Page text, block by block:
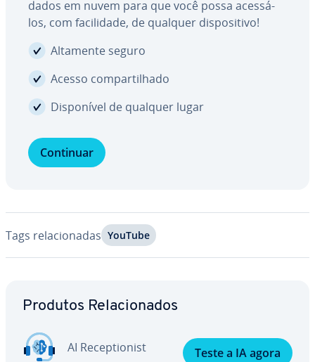
dados em nuvem para que você possa acessá-
los, com fa­ci­li­dade, de qualquer dis­po­si­tivo!
Altamente seguro
Acesso com­par­ti­lhado
Dis­po­ní­vel de qualquer lugar
Continuar
Tags re­la­ci­o­na­das YouTube
Produtos Re­la­ci­o­na­dos
AI Re­cep­ti­o­nist Teste a IA agora